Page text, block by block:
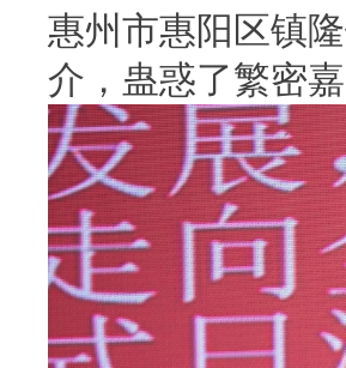
惠州市惠阳区镇
介，蛊惑了繁密嘉